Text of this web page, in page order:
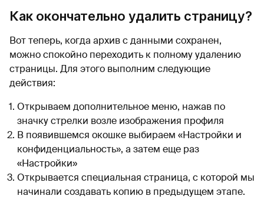
Как окончательно удалить страницу?
Вот теперь, когда архив с данными сохранен,
можно спокойно переходить к полному удалению
страницы. Для этого выполним следующие
действия:
Открываем дополнительное меню, нажав по
значку стрелки возле изображения профиля
В появившемся окошке выбираем «Настройки и
конфиденциальность», а затем еще раз
«Настройки»
Открывается специальная страница, с которой мы
начинали создавать копию в предыдущем этапе.